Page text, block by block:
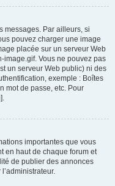
messages. Par ailleurs, si
pouvez charger une image
placée sur un serveur Web
image.gif. Vous ne pouvez pas
un serveur Web public) ni des
exemple : Boîtes
mot de passe, etc. Pour
importantes que vous
en haut de chaque forum et
de publier des annonces